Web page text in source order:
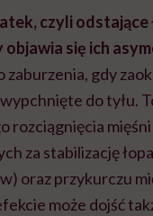
czyli odstające
się ich
gdy
do tyłu.
rozciągnięcia
za stabilizację
oraz przykurczu
może dojść